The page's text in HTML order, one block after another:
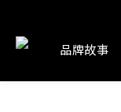
品牌故事